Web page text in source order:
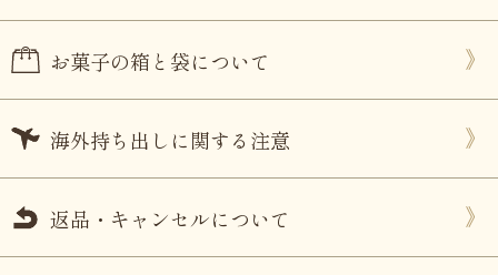
お菓子の箱と袋について
海外持ち出しに関する注意
返品・キャンセルについて